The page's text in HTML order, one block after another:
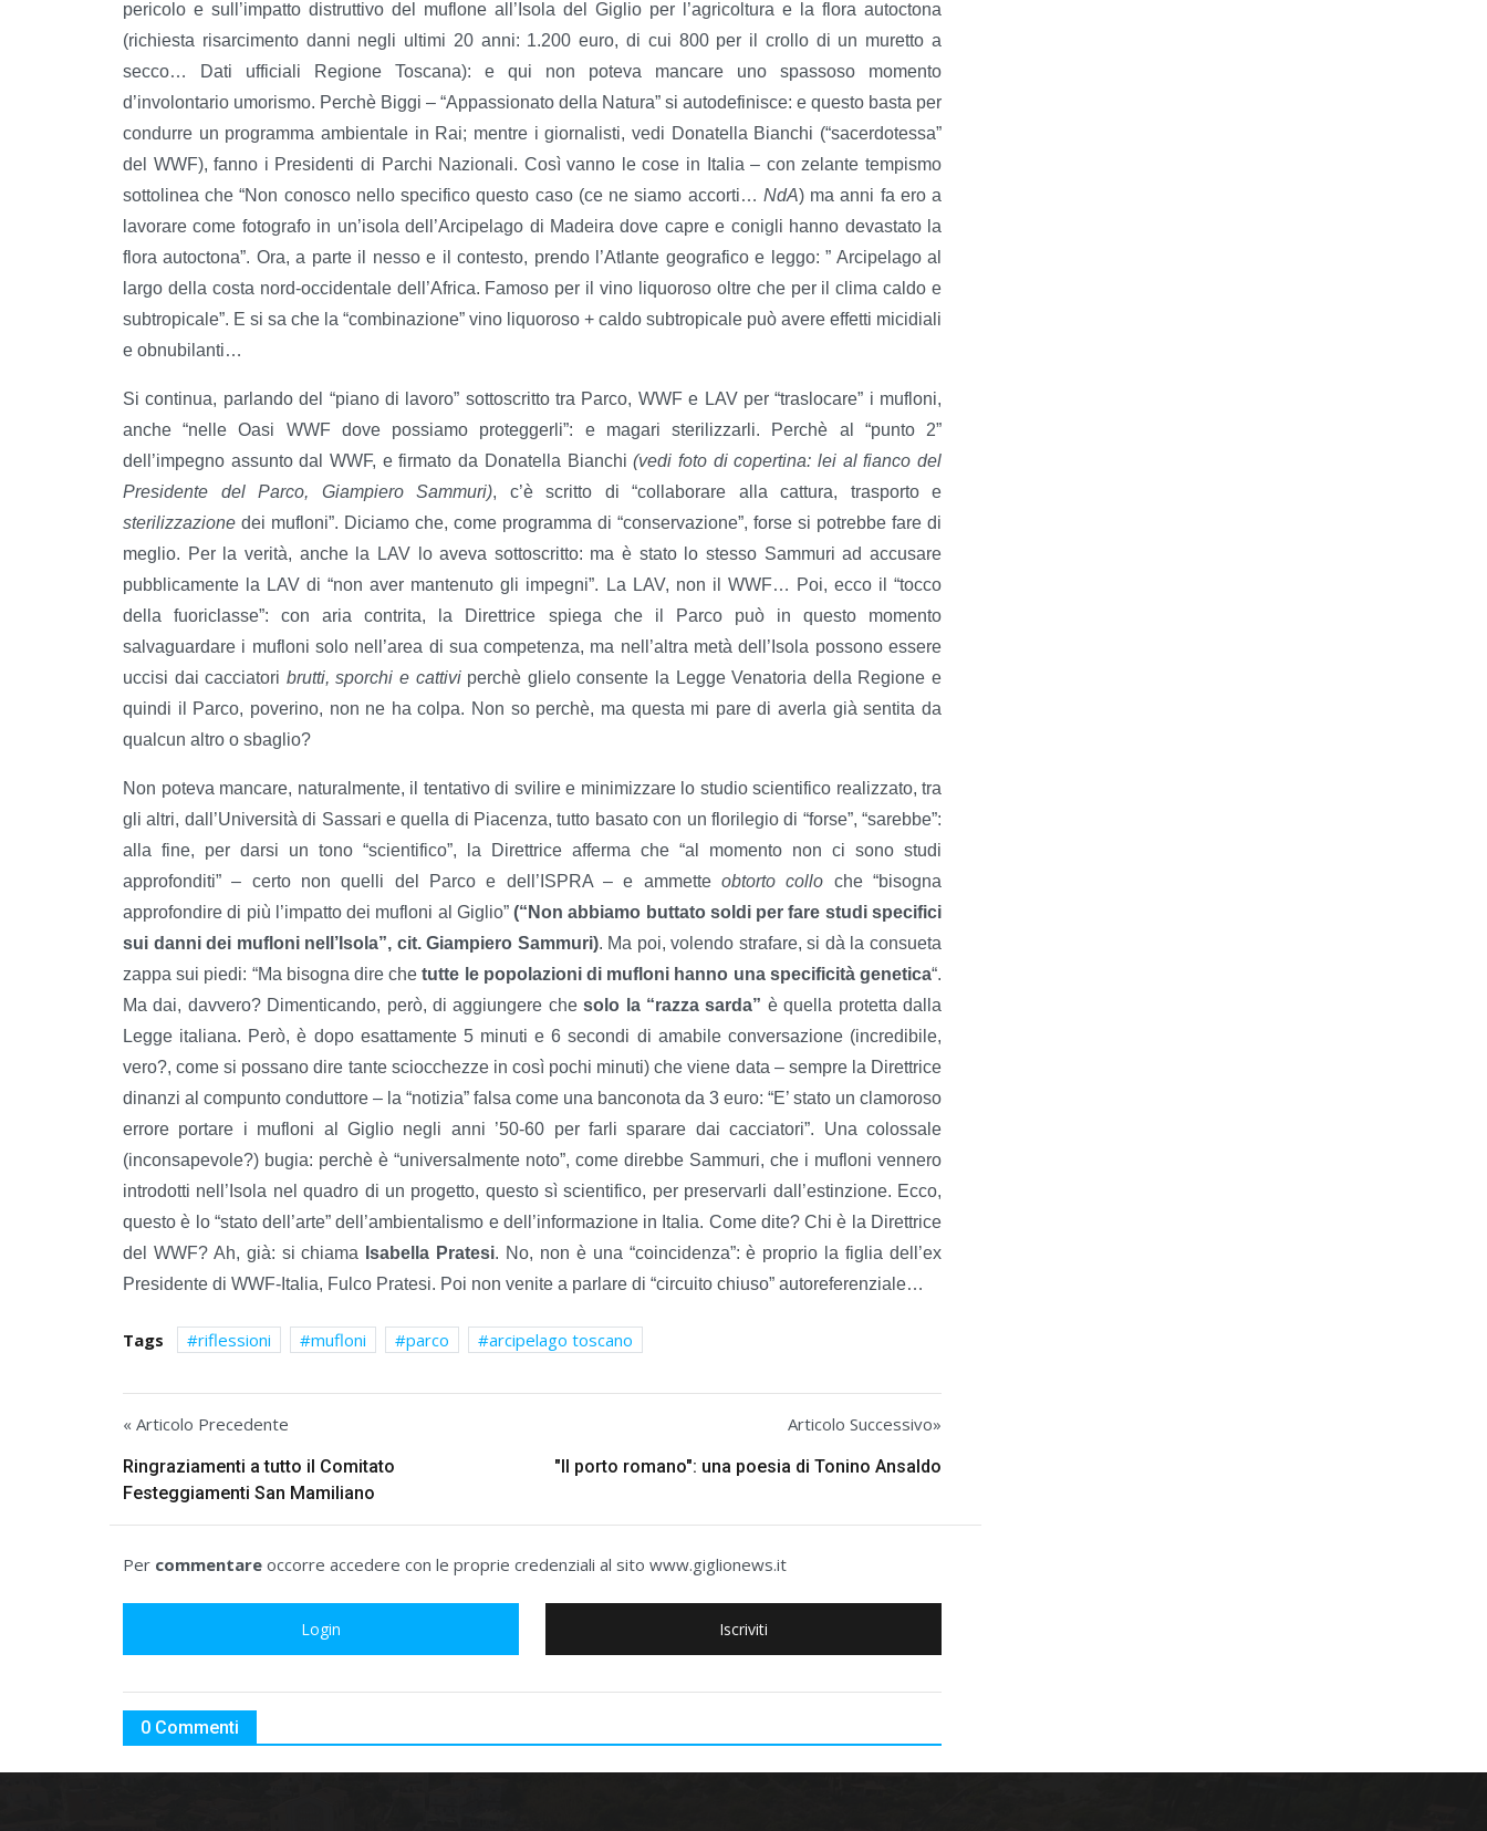
pericolo e sull’impatto distruttivo del muflone all’Isola del Giglio per l’agricoltura e la flora autoctona
(richiesta risarcimento danni negli ultimi 20 anni: 1.200 euro, di cui 800 per il crollo di un muretto a
secco… Dati ufficiali Regione Toscana): e qui non poteva mancare uno spassoso momento
d’involontario umorismo. Perchè Biggi – “Appassionato della Natura” si autodefinisce: e questo basta per
condurre un programma ambientale in Rai; mentre i giornalisti, vedi Donatella Bianchi (“sacerdotessa”
del WWF), fanno i Presidenti di Parchi Nazionali. Così vanno le cose in Italia – con zelante tempismo
sottolinea che “Non conosco nello specifico questo caso (ce ne siamo accorti… NdA) ma anni fa ero a
lavorare come fotografo in un’isola dell’Arcipelago di Madeira dove capre e conigli hanno devastato la
flora autoctona”. Ora, a parte il nesso e il contesto, prendo l’Atlante geografico e leggo: ” Arcipelago al
largo della costa nord-occidentale dell’Africa. Famoso per il vino liquoroso oltre che per il clima caldo e
subtropicale”. E si sa che la “combinazione” vino liquoroso + caldo subtropicale può avere effetti micidiali
e obnubilanti…
Si continua, parlando del “piano di lavoro” sottoscritto tra Parco, WWF e LAV per “traslocare” i mufloni,
anche “nelle Oasi WWF dove possiamo proteggerli”: e magari sterilizzarli. Perchè al “punto 2”
dell’impegno assunto dal WWF, e firmato da Donatella Bianchi(vedi foto di copertina: lei al fianco del
Presidente del Parco, Giampiero Sammuri), c’è scritto di “collaborare alla cattura, trasporto e
sterilizzazione dei mufloni”. Diciamo che, come programma di “conservazione”, forse si potrebbe fare di
meglio. Per la verità, anche la LAV lo aveva sottoscritto: ma è stato lo stesso Sammuri ad accusare
pubblicamente la LAV di “non aver mantenuto gli impegni”. La LAV, non il WWF… Poi, ecco il “tocco
della fuoriclasse”: con aria contrita, la Direttrice spiega che il Parco può in questo momento
salvaguardare i mufloni solo nell’area di sua competenza, ma nell’altra metà dell’Isola possono essere
uccisi dai cacciatori brutti, sporchi e cattivi perchè glielo consente la Legge Venatoria della Regione e
quindi il Parco, poverino, non ne ha colpa. Non so perchè, ma questa mi pare di averla già sentita da
qualcun altro o sbaglio?
Non poteva mancare, naturalmente, il tentativo di svilire e minimizzare lo studio scientifico realizzato, tra
gli altri, dall’Università di Sassari e quella di Piacenza, tutto basato con un florilegio di “forse”, “sarebbe”:
alla fine, per darsi un tono “scientifico”, la Direttrice afferma che “al momento non ci sono studi
approfonditi” – certo non quelli del Parco e dell’ISPRA – e ammette obtorto collo che “bisogna
approfondire di più l’impatto dei mufloni al Giglio”(“Non abbiamo buttato soldi per fare studi specifici
sui danni dei mufloni nell’Isola”, cit. Giampiero Sammuri). Ma poi, volendo strafare, si dà la consueta
zappa sui piedi: “Ma bisogna dire chetutte le popolazioni di mufloni hanno una specificità genetica“.
Ma dai, davvero? Dimenticando, però, di aggiungere chesolo la “razza sarda” è quella protetta dalla
Legge italiana. Però, è dopo esattamente 5 minuti e 6 secondi di amabile conversazione (incredibile,
vero?, come si possano dire tante sciocchezze in così pochi minuti) che viene data – sempre la Direttrice
dinanzi al compunto conduttore – la “notizia” falsa come una banconota da 3 euro: “E’ stato un clamoroso
errore portare i mufloni al Giglio negli anni ’50-60 per farli sparare dai cacciatori”. Una colossale
(inconsapevole?) bugia: perchè è “universalmente noto”, come direbbe Sammuri, che i mufloni vennero
introdotti nell’Isola nel quadro di un progetto, questo sì scientifico, per preservarli dall’estinzione. Ecco,
questo è lo “stato dell’arte” dell’ambientalismo e dell’informazione in Italia. Come dite? Chi è la Direttrice
del WWF? Ah, già: si chiama
Isabella Pratesi. No, non è una “coincidenza”: è proprio la figlia dell’ex
Presidente di WWF-Italia, Fulco Pratesi. Poi non venite a parlare di “circuito chiuso” autoreferenziale…
Tags riflessioni mufloni parco arcipelago toscano
« Articolo Precedente
Ringraziamenti a tutto il Comitato
Festeggiamenti San Mamiliano
Articolo Successivo»
"Il porto romano": una poesia di Tonino Ansaldo
Per commentare occorre accedere con le proprie credenziali al sito www.giglionews.it
Login Iscriviti
0 Commenti